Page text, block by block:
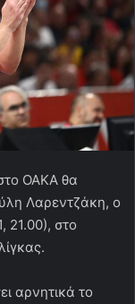
ΟΑΚΑ θα
Λαρεντζάκη, ο
21.00), στο
αρνητικά το